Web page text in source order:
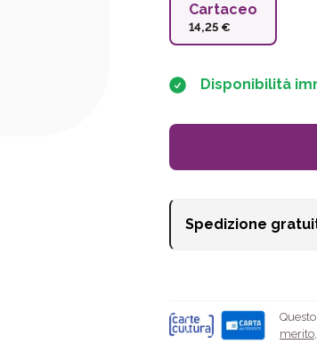
Cartaceo
14,25 €
Disponibilità
Spedizione
merito,